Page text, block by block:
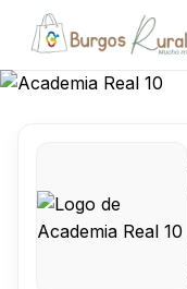
main
content
Cart